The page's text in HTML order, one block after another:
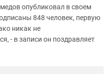
опубликовал в своем
848 человек, первую
никак не
- в записи он поздравляет